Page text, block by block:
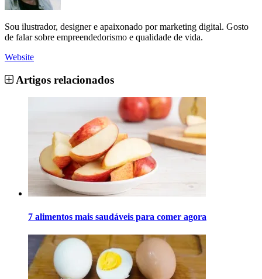
Sou ilustrador, designer e apaixonado por marketing digital. Gosto
de falar sobre empreendedorismo e qualidade de vida.
Website
Artigos relacionados
7 alimentos mais saudáveis ​​para comer agora